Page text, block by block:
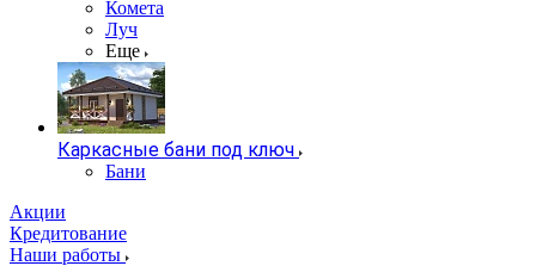
Комета
Луч
Еще
Каркасные бани под ключ
Бани
Акции
Кредитование
Наши работы